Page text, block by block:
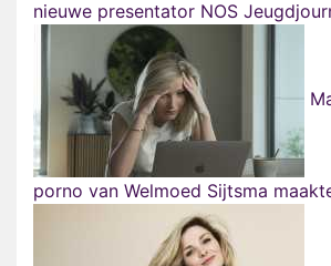
nieuwe presentator NOS
porno van Welmoed Sijtsma